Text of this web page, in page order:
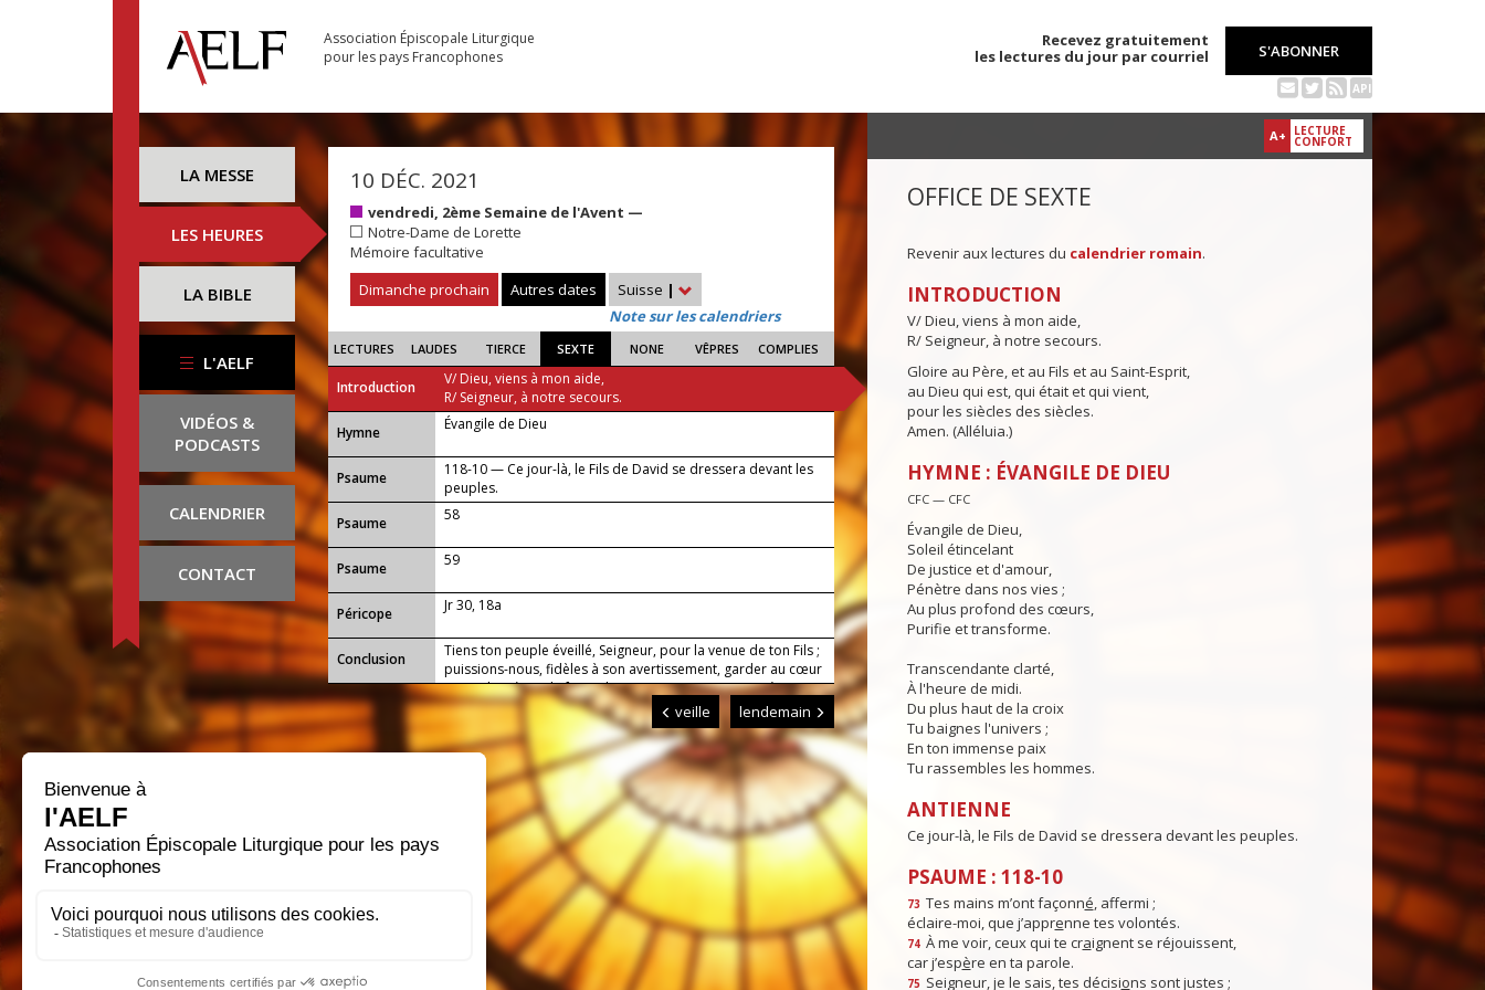
Association Épiscopale Liturgique
pour les pays Francophones
Recevez gratuitement
les lectures du jour par courriel
S'ABONNER
API
LA MESSE
LES HEURES
LA BIBLE
L'AELF
VIDÉOS &
PODCASTS
CALENDRIER
CONTACT
10 DÉC. 2021
vendredi, 2ème Semaine de l'Avent —
Notre-Dame de Lorette
Mémoire facultative
Dimanche prochain
Autres dates Suisse |
Note sur les calendriers
LECTURES LAUDES TIERCE SEXTE NONE VÊPRES COMPLIES
Introduction
V/ Dieu, viens à mon aide,
R/ Seigneur, à notre secours.
...
Hymne Évangile de Dieu
Psaume
118-10 — Ce jour-là, le Fils de David se dressera devant les
peuples.
Psaume
58
Psaume 59
Péricope Jr 30, 18a
Conclusion
Tiens ton peuple éveillé, Seigneur, pour la venue de ton Fils ;
puissions-nous, fidèles à son avertissement, garder au cœur
toutes lumières de foi et d’amour pour nous porter à sa
rencontre. Lui qui règne.
veille lendemain
A+ LECTURE
CONFORT
OFFICE DE SEXTE
Revenir aux lectures du calendrier romain.
INTRODUCTION
V/ Dieu, viens à mon aide,
R/ Seigneur, à notre secours.
Gloire au Père, et au Fils et au Saint-Esprit,
au Dieu qui est, qui était et qui vient,
pour les siècles des siècles.
Amen. (Alléluia.)
HYMNE : ÉVANGILE DE DIEU
CFC — CFC
Évangile de Dieu,
Soleil étincelant
De justice et d'amour,
Pénètre dans nos vies ;
Au plus profond des cœurs,
Purifie et transforme.
Transcendante clarté,
À l'heure de midi.
Du plus haut de la croix
Tu baignes l'univers ;
En ton immense paix
Tu rassembles les hommes.
ANTIENNE
Ce jour-là, le Fils de David se dressera devant les peuples.
PSAUME : 118-10
73 Tes mains m’ont façonné, affermi ;
éclaire-moi, que j’apprenne tes volontés.
74 À me voir, ceux qui te craignent se réjouissent,
car j’espère en ta parole.
75 Seigneur, je le sais, tes décisions sont justes ;